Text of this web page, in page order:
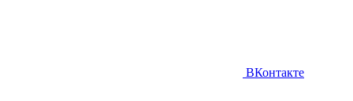
ВКонтакте